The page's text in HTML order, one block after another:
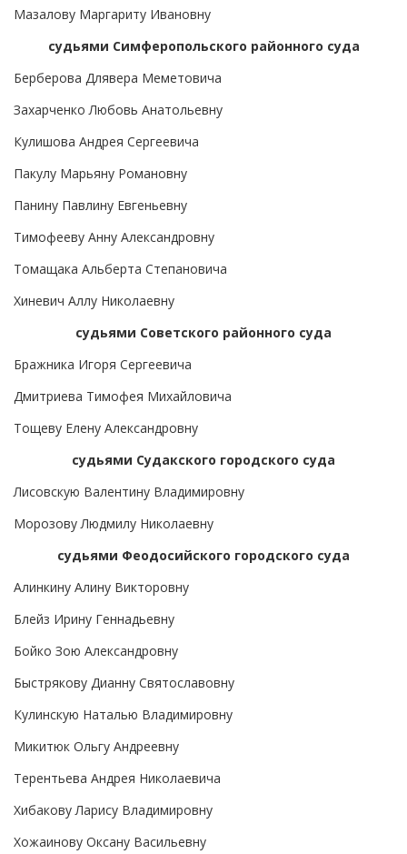
Мазалову Маргариту Ивановну
судьями Симферопольского районного суда
Берберова Длявера Меметовича
Захарченко Любовь Анатольевну
Кулишова Андрея Сергеевича
Пакулу Марьяну Романовну
Панину Павлину Евгеньевну
Тимофееву Анну Александровну
Томащака Альберта Степановича
Хиневич Аллу Николаевну
судьями Советского районного суда
Бражника Игоря Сергеевича
Дмитриева Тимофея Михайловича
Тощеву Елену Александровну
судьями Судакского городского суда
Лисовскую Валентину Владимировну
Морозову Людмилу Николаевну
судьями Феодосийского городского суда
Алинкину Алину Викторовну
Блейз Ирину Геннадьевну
Бойко Зою Александровну
Быстрякову Дианну Святославовну
Кулинскую Наталью Владимировну
Микитюк Ольгу Андреевну
Терентьева Андрея Николаевича
Хибакову Ларису Владимировну
Хожаинову Оксану Васильевну